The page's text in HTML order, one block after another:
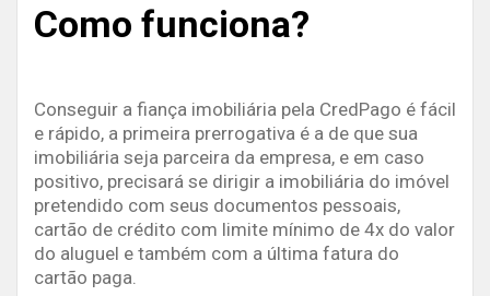
Como funciona?
Conseguir a fiança imobiliária pela CredPago é fácil
e rápido, a primeira prerrogativa é a de que sua
imobiliária seja parceira da empresa, e em caso
positivo, precisará se dirigir a imobiliária do imóvel
pretendido com seus documentos pessoais,
cartão de crédito com limite mínimo de 4x do valor
do aluguel e também com a última fatura do
cartão paga.